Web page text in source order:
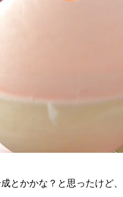
とかかな？と思ったけど